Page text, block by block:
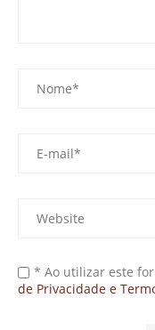
* Ao utilizar este
de Privacidade e